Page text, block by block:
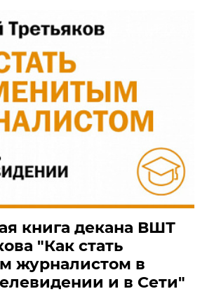
книга декана ВШТ
"Как стать
журналистом в
и в Сети"